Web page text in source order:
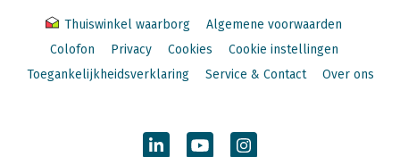
Thuiswinkel waarborg
Algemene voorwaarden
Colofon
Privacy Cookies
Cookie instellingen
Toegankelijkheidsverklaring
Service & Contact Over ons